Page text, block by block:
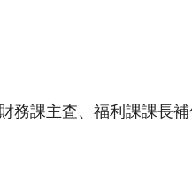
課主査、福利課課長